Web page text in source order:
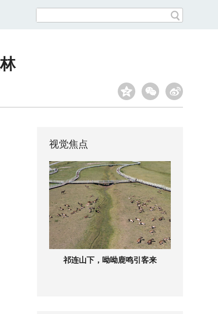
视觉焦点
祁连山下，呦呦鹿鸣引客来